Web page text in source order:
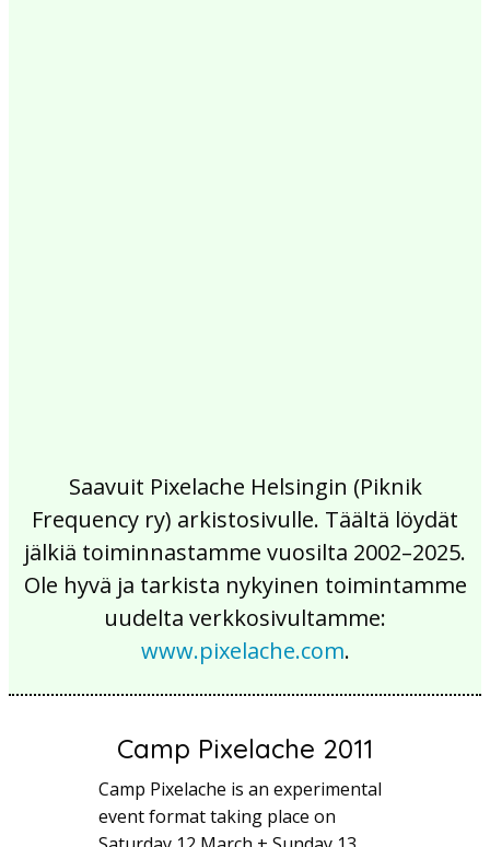
Saavuit Pixelache Helsingin (Piknik
Frequency ry) arkistosivulle. Täältä löydät
jälkiä toiminnastamme vuosilta 2002–2025.
Ole hyvä ja tarkista nykyinen toimintamme
uudelta verkkosivultamme:
www.pixelache.com.
Camp Pixelache 2011
Camp Pixelache is an experimental
event format taking place on